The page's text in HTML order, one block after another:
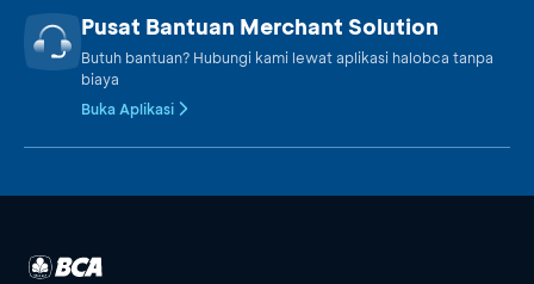
Pusat Bantuan Merchant Solution
Butuh bantuan? Hubungi kami lewat aplikasi halobca tanpa
biaya
Buka Aplikasi